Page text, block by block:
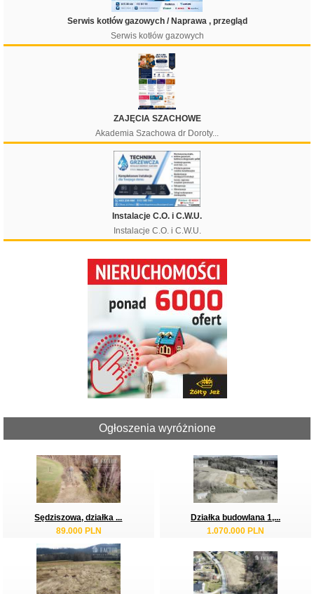
Filtruj
Serwis kotłów gazowych / Naprawa , przegląd
Serwis kotłów gazowych
ZAJĘCIA SZACHOWE
Akademia Szachowa dr Doroty...
Instalacje C.O. i C.W.U.
Instalacje C.O. i C.W.U.
Ogłoszenia wyróżnione
Sędziszowa, działka ...
89.000 PLN
Działka budowlana 1,...
1.070.000 PLN